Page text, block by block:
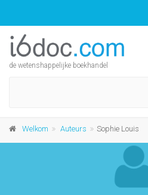
de wetenshappelijke boekhandel
Welkom Auteurs Sophie Louis